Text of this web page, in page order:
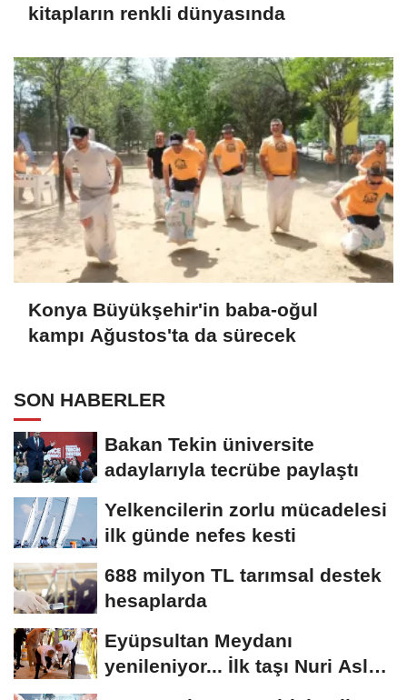
kitapların renkli dünyasında
Konya Büyükşehir'in baba-oğul
kampı Ağustos'ta da sürecek
SON HABERLER
Bakan Tekin üniversite
adaylarıyla tecrübe paylaştı
Yelkencilerin zorlu mücadelesi
ilk günde nefes kesti
688 milyon TL tarımsal destek
hesaplarda
Eyüpsultan Meydanı
yenileniyor... İlk taşı Nuri Aslan